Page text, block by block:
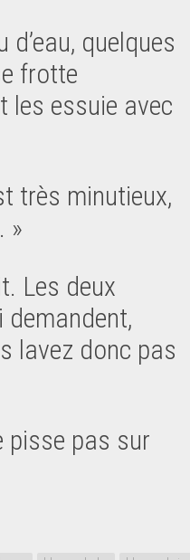
quelques
frotte
les essuie avec
très minutieux,
»
Les deux
demandent,
lavez donc pas
pisse pas sur